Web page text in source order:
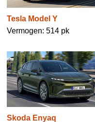
Tesla Model Y
Vermogen: 514 pk
Skoda Enyaq